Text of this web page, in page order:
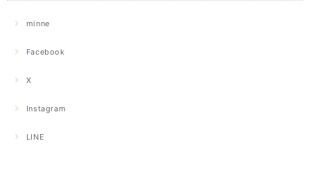
minne
Facebook
X
Instagram
LINE